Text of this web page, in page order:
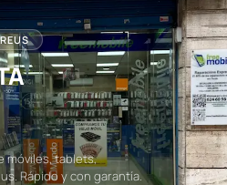
móviles, tablets,
Rápido y con garantía.